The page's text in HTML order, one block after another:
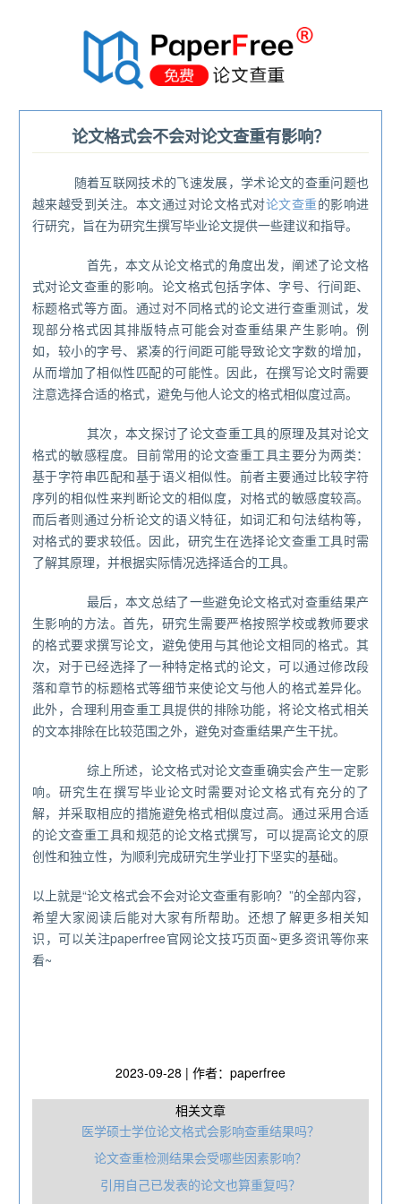
论文格式会不会对论文查重有影响？
随着互联网技术的飞速发展，学术论文的查重问题也
越来越受到关注。本文通过对论文格式对论文查重的影响进
行研究，旨在为研究生撰写毕业论文提供一些建议和指导。
首先，本文从论文格式的角度出发，阐述了论文格
式对论文查重的影响。论文格式包括字体、字号、行间距、
标题格式等方面。通过对不同格式的论文进行查重测试，发
现部分格式因其排版特点可能会对查重结果产生影响。例
如，较小的字号、紧凑的行间距可能导致论文字数的增加，
从而增加了相似性匹配的可能性。因此，在撰写论文时需要
注意选择合适的格式，避免与他人论文的格式相似度过高。
其次，本文探讨了论文查重工具的原理及其对论文
格式的敏感程度。目前常用的论文查重工具主要分为两类：
基于字符串匹配和基于语义相似性。前者主要通过比较字符
序列的相似性来判断论文的相似度，对格式的敏感度较高。
而后者则通过分析论文的语义特征，如词汇和句法结构等，
对格式的要求较低。因此，研究生在选择论文查重工具时需
了解其原理，并根据实际情况选择适合的工具。
最后，本文总结了一些避免论文格式对查重结果产
生影响的方法。首先，研究生需要严格按照学校或教师要求
的格式要求撰写论文，避免使用与其他论文相同的格式。其
次，对于已经选择了一种特定格式的论文，可以通过修改段
落和章节的标题格式等细节来使论文与他人的格式差异化。
此外，合理利用查重工具提供的排除功能，将论文格式相关
的文本排除在比较范围之外，避免对查重结果产生干扰。
综上所述，论文格式对论文查重确实会产生一定影
响。研究生在撰写毕业论文时需要对论文格式有充分的了
解，并采取相应的措施避免格式相似度过高。通过采用合适
的论文查重工具和规范的论文格式撰写，可以提高论文的原
创性和独立性，为顺利完成研究生学业打下坚实的基础。
以上就是“论文格式会不会对论文查重有影响？”的全部内容，
希望大家阅读后能对大家有所帮助。还想了解更多相关知
识，可以关注paperfree官网论文技巧页面~更多资讯等你来
看~
2023-09-28 | 作者：paperfree
相关文章
医学硕士学位论文格式会影响查重结果吗？
论文查重检测结果会受哪些因素影响？
引用自己已发表的论文也算重复吗？